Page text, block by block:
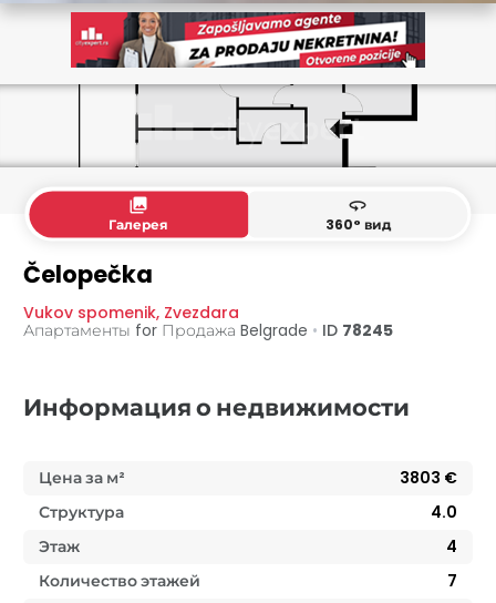
collections
Галерея
360
360° вид
Čelopečka
Vukov spomenik, Zvezdara
Апартаменты for Продажа Belgrade • ID 78245
Информация о недвижимости
Цена за м² 3803 €
Структура
4.0
Этаж
4
Количество этажей
7